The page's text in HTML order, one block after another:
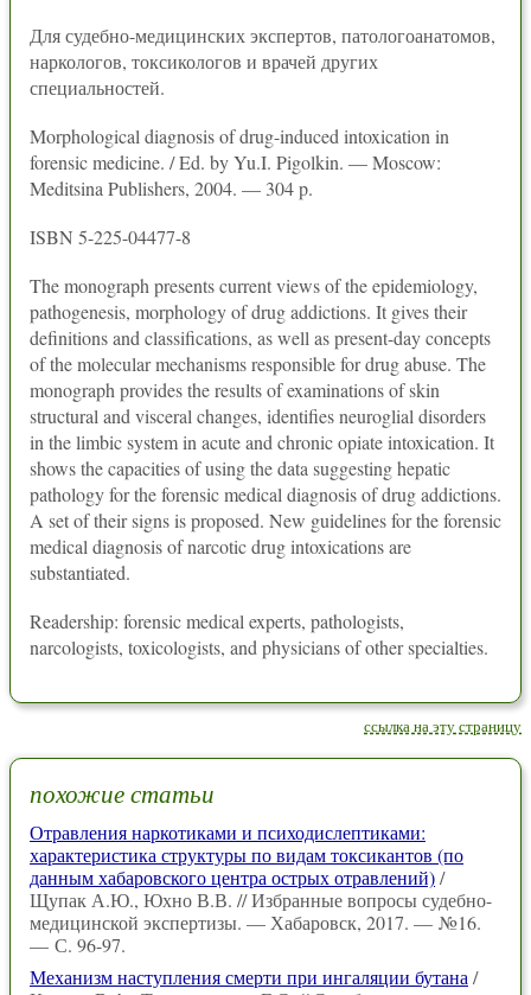
Для судебно-медицинских экспертов, патологоанатомов,
наркологов, токсикологов и врачей других
специальностей.
Morphological diagnosis of drug-induced intoxication in
forensic medicine. / Ed. by Yu.I. Pigolkin. — Moscow:
Meditsina Publishers, 2004. — 304 p.
ISBN 5-225-04477-8
The monograph presents current views of the epidemiology,
pathogenesis, morphology of drug addictions. It gives their
definitions and classifications, as well as present-day concepts
of the molecular mechanisms responsible for drug abuse. The
monograph provides the results of examinations of skin
structural and visceral changes, identifies neuroglial disorders
in the limbic system in acute and chronic opiate intoxication. It
shows the capacities of using the data suggesting hepatic
pathology for the forensic medical diagnosis of drug addictions.
A set of their signs is proposed. New guidelines for the forensic
medical diagnosis of narcotic drug intoxications are
substantiated.
Readership: forensic medical experts, pathologists,
narcologists, toxicologists, and physicians of other specialties.
ссылка на эту страницу
похожие статьи
Отравления наркотиками и психодислептиками:
характеристика структуры по видам токсикантов (по
данным хабаровского центра острых отравлений)/
Щупак А.Ю., Юхно В.В. // Избранные вопросы судебно-
медицинской экспертизы. — Хабаровск, 2017. — №16.
— С. 96-97.
Механизм наступления смерти при ингаляции бутана/